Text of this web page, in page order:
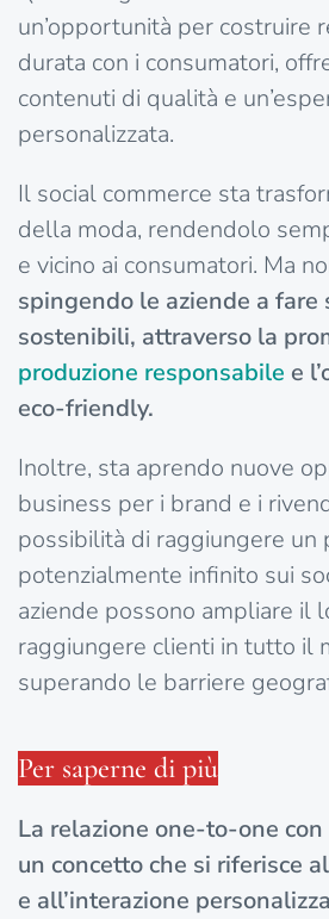
un’opportunità per costruire
durata con i consumatori,
contenuti di qualità e
personalizzata.
Il social commerce sta
della moda, rendendolo
e vicino ai consumatori. Ma
spingendo le aziende a fare
sostenibili, attraverso la
produzione responsabile e
eco-friendly.
Inoltre, sta aprendo nuove
business per i brand e i
possibilità di raggiungere un
potenzialmente infinito sui
aziende possono ampliare il
raggiungere clienti in tutto il
superando le barriere
Per saperne di più
La relazione one-to-one
un concetto che si riferisce
e all’interazione